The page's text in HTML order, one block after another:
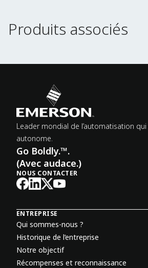
Produits associés
Produits associés
Leader mondial de l’automatisation qui
autonome.
Go Boldly.™.
(Avec audace.)
NOUS CONTACTER
ENTREPRISE
Qui sommes-nous ?
Historique de l’entreprise
Notre objectif
Récompenses et reconnaissance